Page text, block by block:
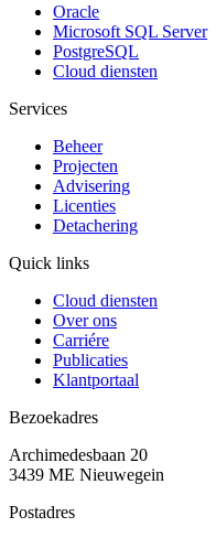
Oracle
Microsoft SQL Server
PostgreSQL
Cloud diensten
Services
Beheer
Projecten
Advisering
Licenties
Detachering
Quick links
Cloud diensten
Over ons
Carriére
Publicaties
Klantportaal
Bezoekadres
Archimedesbaan 20
3439 ME Nieuwegein
Postadres